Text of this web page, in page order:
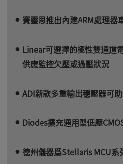
賽靈思推出內建ARM處理器
Linear可選擇的極性雙通道
供應監控欠壓或過壓狀況
ADI新款多重輸出穩壓器可
Diodes擴充通用型低壓
德州儀器爲Stellaris MCU系